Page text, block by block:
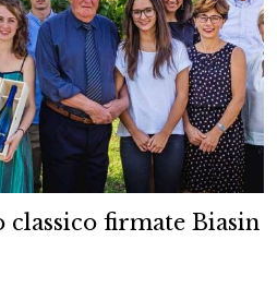
firmate Biasin